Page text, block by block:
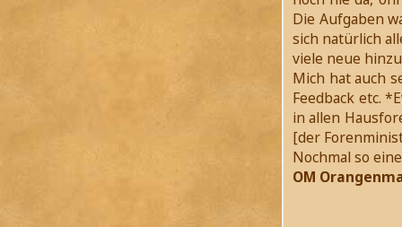
Die Aufgaben
sich natürlich
viele neue
Mich hat auch
Feedback etc.
in allen
[der
Nochmal so
OM